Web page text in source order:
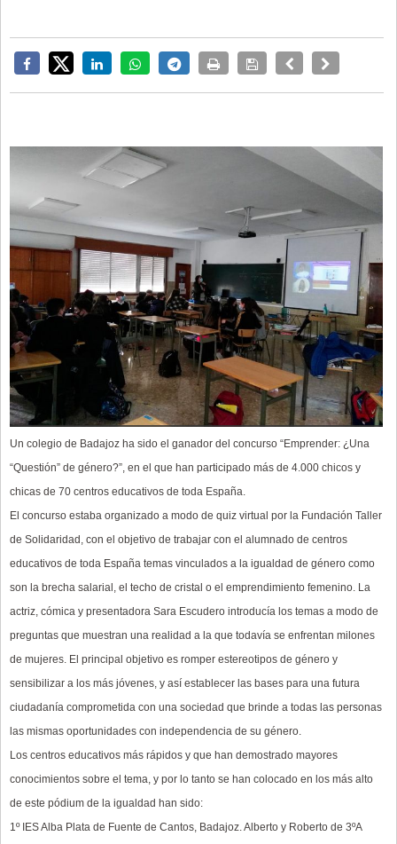
Un colegio de Badajoz ha sido el ganador del concurso “Emprender: ¿Una
“Questión” de género?”, en el que han participado más de 4.000 chicos y
chicas de 70 centros educativos de toda España.
El concurso estaba organizado a modo de quiz virtual por la Fundación Taller
de Solidaridad, con el objetivo de trabajar con el alumnado de centros
educativos de toda España temas vinculados a la igualdad de género como
son la brecha salarial, el techo de cristal o el emprendimiento femenino. La
actriz, cómica y presentadora Sara Escudero introducía los temas a modo de
preguntas que muestran una realidad a la que todavía se enfrentan milones
de mujeres. El principal objetivo es romper estereotipos de género y
sensibilizar a los más jóvenes, y así establecer las bases para una futura
ciudadanía comprometida con una sociedad que brinde a todas las personas
las mismas oportunidades con independencia de su género.
Los centros educativos más rápidos y que han demostrado mayores
conocimientos sobre el tema, y por lo tanto se han colocado en los más alto
de este pódium de la igualdad han sido:
1º IES Alba Plata de Fuente de Cantos, Badajoz. Alberto y Roberto de 3ºA